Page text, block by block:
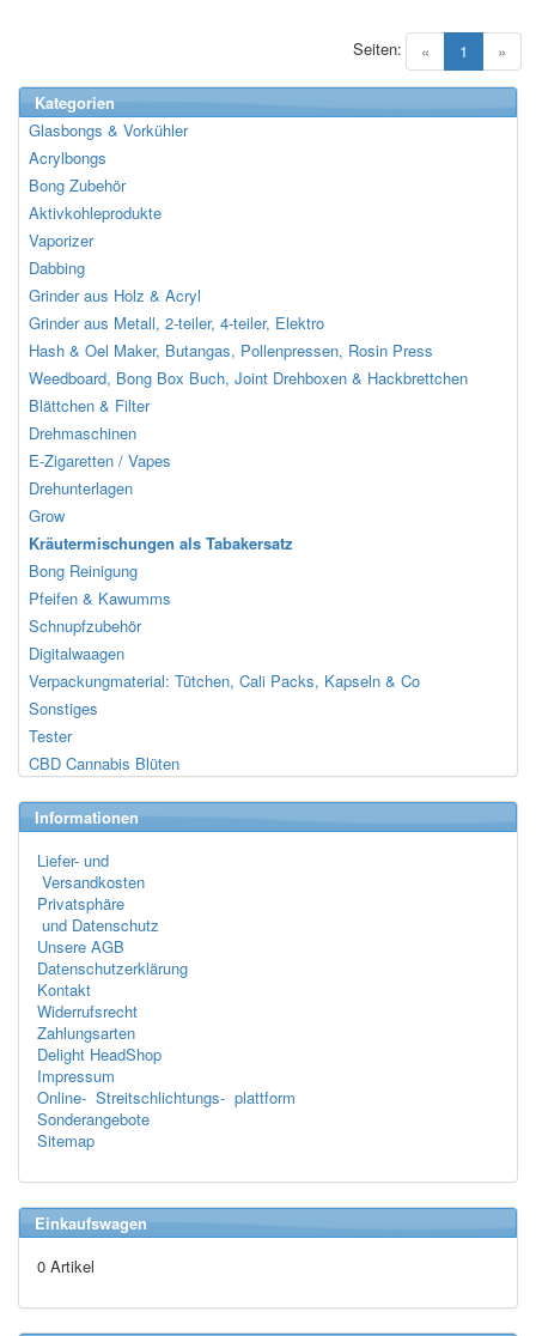
« 1 (current)
»
Seiten:
Kategorien
Glasbongs & Vorkühler
Acrylbongs
Bong Zubehör
Aktivkohleprodukte
Vaporizer
Dabbing
Grinder aus Holz & Acryl
Grinder aus Metall, 2-teiler, 4-teiler, Elektro
Hash & Oel Maker, Butangas, Pollenpressen, Rosin Press
Weedboard, Bong Box Buch, Joint Drehboxen & Hackbrettchen
Blättchen & Filter
Drehmaschinen
E-Zigaretten / Vapes
Drehunterlagen
Grow
Kräutermischungen als Tabakersatz
Bong Reinigung
Pfeifen & Kawumms
Schnupfzubehör
Digitalwaagen
Verpackungmaterial: Tütchen, Cali Packs, Kapseln & Co
Sonstiges
Tester
CBD Cannabis Blüten
Informationen
Liefer- und
Versandkosten
Privatsphäre
und Datenschutz
Unsere AGB
Datenschutzerklärung
Kontakt
Widerrufsrecht
Zahlungsarten
Delight HeadShop
Impressum
Online- Streitschlichtungs- plattform
Sonderangebote
Sitemap
Einkaufswagen
0 Artikel